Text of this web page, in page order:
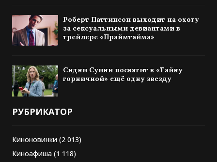
Роберт Паттинсон выходит на охоту
за сексуальными девиантами в
трейлере «Праймтайма»
Сидни Суини посвятит в «Тайну
горничной» ещё одну звезду
РУБРИКАТОР
Киноновинки (2 013)
Киноафиша (1 118)